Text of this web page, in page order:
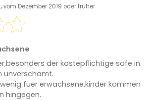
vom Dezember 2019 oder früher
der kostepflichtige safe in
unverschämt.
fuer erwachsene,kinder kommen
hingegen.